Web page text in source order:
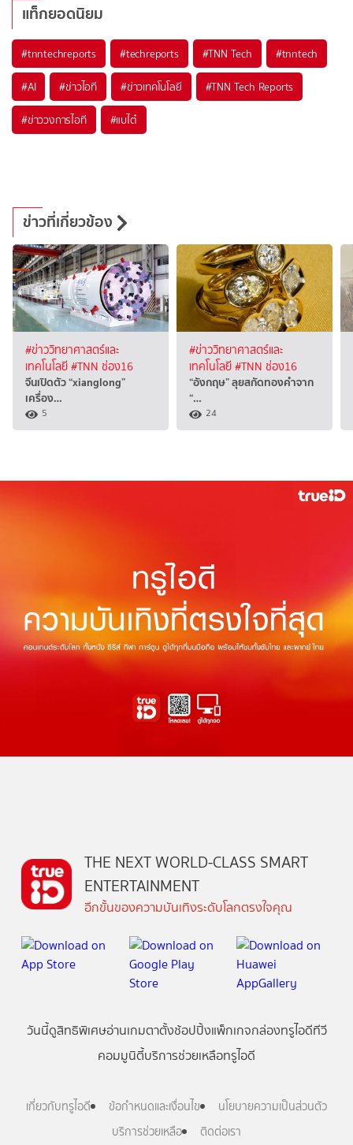
แท็กยอดนิยม
#tnntechreports #techreports #TNN Tech #tnntech
#AI #ข่าวไอที #ข่าวเทคโนโลยี #TNN Tech Reports
#ข่าววงการไอที #แบไต๋
ข่าวที่เกี่ยวข้อง
#ข่าววิทยาศาสตร์และ
เทคโนโลยี#TNN ช่อง16
จีนเปิดตัว “xianglong”
เครื่อง…
5
#ข่าววิทยาศาสตร์และ
เทคโนโลยี#TNN ช่อง16
“อังกฤษ” ลุยสกัดทองคำจาก
“…
24
THE NEXT WORLD-CLASS SMART
ENTERTAINMENT
อีกขั้นของความบันเทิงระดับโลกตรงใจคุณ
วันนี้ดูสิทธิพิเศษอ่านเกมตาตั้งช้อปปิ้งแพ็กเกจกล่องทรูไอดีทีวี
คอมมูนิตี้บริการช่วยเหลือทรูไอดี
เกี่ยวกับทรูไอดี ข้อกำหนดและเงื่อนไข
นโยบายความเป็นส่วนตัว
บริการช่วยเหลือ
ติดต่อเรา